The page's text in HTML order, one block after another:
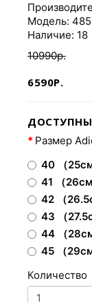
Модель:
Наличие: 18
10990р.
6590Р.
Размер
40 （25см
41 （26см
42 （
43 （
44 （28см
45 （29см
Количество